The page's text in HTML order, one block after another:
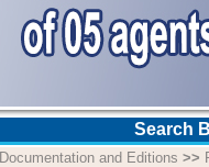
Search
Documentation and Editions >>